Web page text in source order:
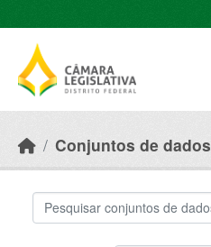
Conjuntos de dados